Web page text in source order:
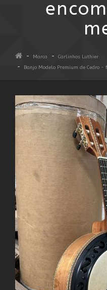
Marca
Carlinhos Luthier
Banjo Modelo Premium de Cedro -